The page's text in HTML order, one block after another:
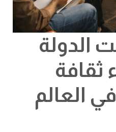
الدولة
ثقافة
العالم